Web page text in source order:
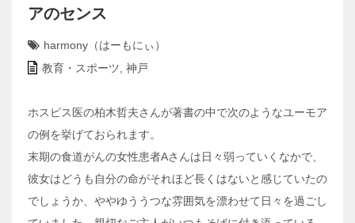
アのセンス
harmony（はーもにぃ）
教育・スポーツ 神戸
ホスピス医の柏木哲夫さんが著書の中で次のようなユーモア
の例を挙げておられます。
末期の食道がんの女性患者Aさんは日々弱っていくなかで、
彼女はどうも自分の命がそれほど長くはないと感じていたの
でしょうか、ややゆううつな雰囲気を漂わせて日々を過ごし